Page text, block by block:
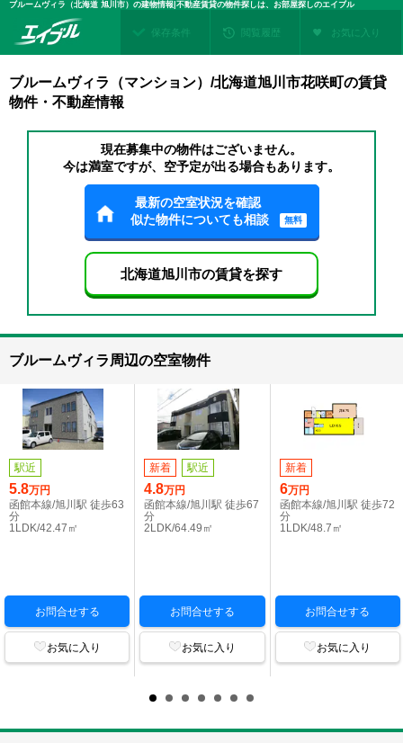
ブルームヴィラ（北海道 旭川市）の建物情報|不動産賃貸の物件探しは、お部屋探しのエイブル
保存条件 閲覧履歴 お気に入り
ブルームヴィラ（マンション）/北海道旭川市花咲町の賃貸
物件・不動産情報
現在募集中の物件はございません。
今は満室ですが、空予定が出る場合もあります。
最新の空室状況を確認
似た物件についても相談
無料
北海道旭川市の賃貸を探す
ブルームヴィラ周辺の空室物件
駅近
5.8万円
函館本線/旭川駅 徒歩63
分
1LDK/42.47㎡
お問合せする
お気に入り
新着 駅近
4.8万円
函館本線/旭川駅 徒歩67
分
2LDK/64.49㎡
お問合せする
お気に入り
新着
6万円
函館本線/旭川駅 徒歩72
分
1LDK/48.7㎡
お問合せする
お気に入り